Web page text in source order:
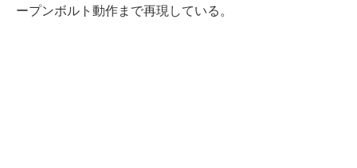
ープンボルト動作まで再現している。